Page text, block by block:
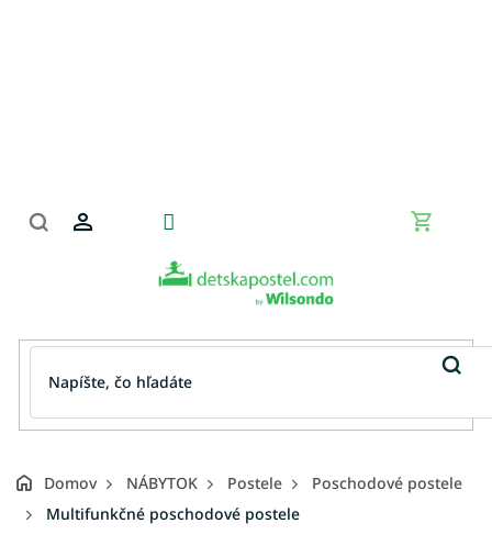
Domov NÁBYTOK Postele
Poschodové postele
Multifunkčné poschodové postele